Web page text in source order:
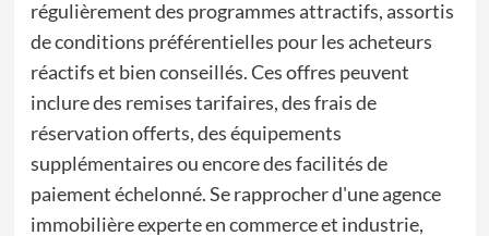
régulièrement des programmes attractifs, assortis
de conditions préférentielles pour les acheteurs
réactifs et bien conseillés. Ces offres peuvent
inclure des remises tarifaires, des frais de
réservation offerts, des équipements
supplémentaires ou encore des facilités de
paiement échelonné. Se rapprocher d'une agence
immobilière experte en commerce et industrie,